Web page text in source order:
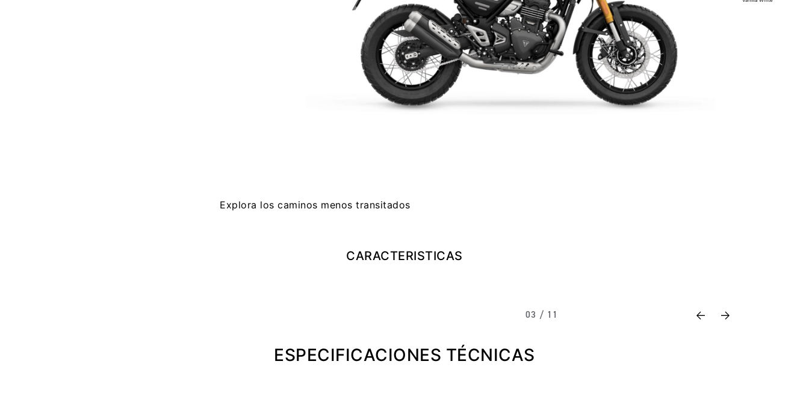
Explora los caminos menos transitados
CARACTERISTICAS
03 / 11 PreviousNext
ESPECIFICACIONES TÉCNICAS